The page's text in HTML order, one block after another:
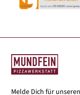
Melde Dich für